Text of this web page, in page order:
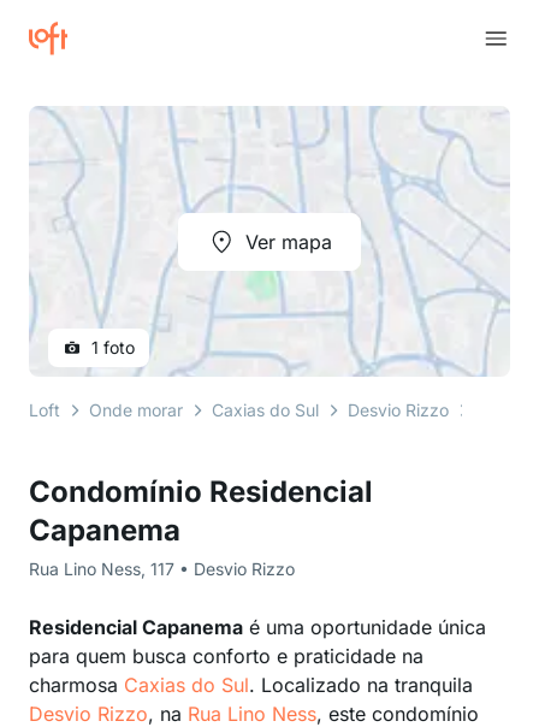
Condomínio Residencial
Capanema
Rua Lino Ness, 117 • Desvio Rizzo
Residencial Capanema é uma oportunidade única
para quem busca conforto e praticidade na
charmosa Caxias do Sul. Localizado na tranquila
Desvio Rizzo, na Rua Lino Ness, este condomínio
Ver mapa
1 foto
Loft Onde morar Caxias do Sul Desvio Rizzo